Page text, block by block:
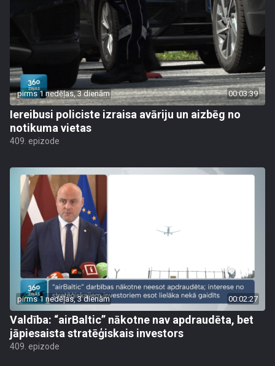
pirms 1 nedēļas, 3 dienām 00:03:39
Iereibusi policiste izraisa avāriju un aizbēg no
notikuma vietas
409. epizode
pirms 1 nedēļas, 3 dienām 00:02:27
Valdība: “airBaltic” nākotne nav apdraudēta, bet
jāpiesaista stratēģiskais investors
409. epizode